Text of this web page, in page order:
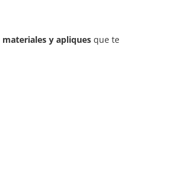
materiales y apliques que te